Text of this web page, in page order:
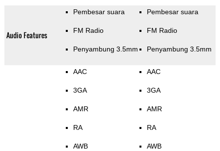
Audio Features
Pembesar suara
FM Radio
Penyambung 3.5mm
Pembesar suara
FM Radio
Penyambung 3.5mm
AAC
3GA
AMR
RA
AWB
AAC
3GA
AMR
RA
AWB